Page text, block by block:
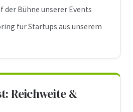
der Bühne unserer Events
für Startups aus unserem
Reichweite &